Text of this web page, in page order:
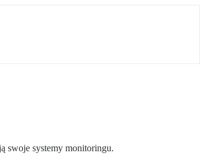
swoje systemy monitoringu.